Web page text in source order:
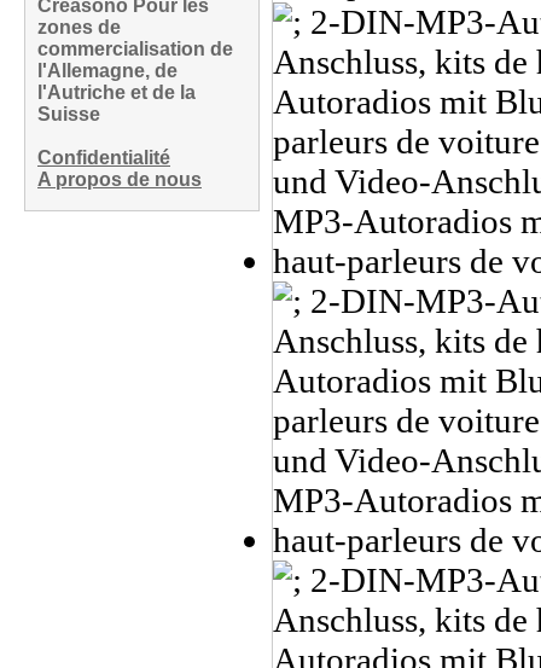
Creasono Pour les
zones de
commercialisation de
l'Allemagne, de
l'Autriche et de la
Suisse
Confidentialité
A propos de nous